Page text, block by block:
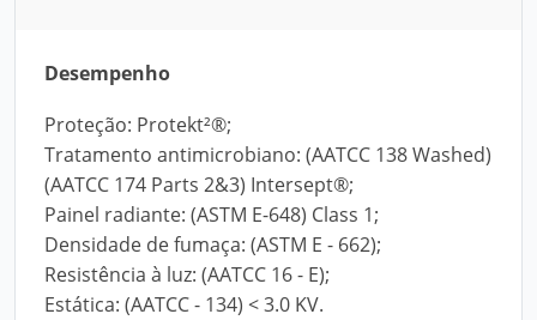
Desempenho
Proteção: Protekt²®;
Tratamento antimicrobiano: (AATCC 138 Washed)
(AATCC 174 Parts 2&3) Intersept®;
Painel radiante: (ASTM E-648) Class 1;
Densidade de fumaça: (ASTM E - 662);
Resistência à luz: (AATCC 16 - E);
Estática: (AATCC - 134) < 3.0 KV.